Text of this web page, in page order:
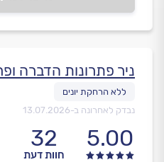
ניר פתרונות הדברה
נבדק לאחרונה ב-13.07.2026
5.00
32
חוות דעת